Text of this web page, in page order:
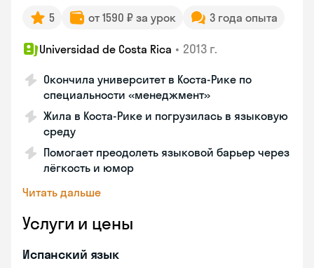
5 от 1590 ₽ за урок 3 года опыта
Universidad de Costa Rica • 2013 г.
Окончила университет в Коста‑Рике по
специальности «менеджмент»
Жила в Коста‑Рике и погрузилась в языковую
среду
Помогает преодолеть языковой барьер через
лёгкость и юмор
Читать дальше
Услуги и цены
Испанский язык